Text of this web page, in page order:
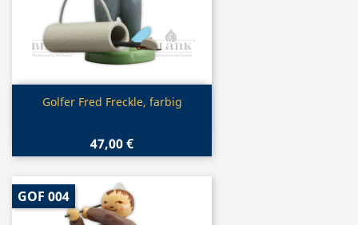
Vorschau
Golfer Fred Freckle, farbig
47,00 €
GOF 004